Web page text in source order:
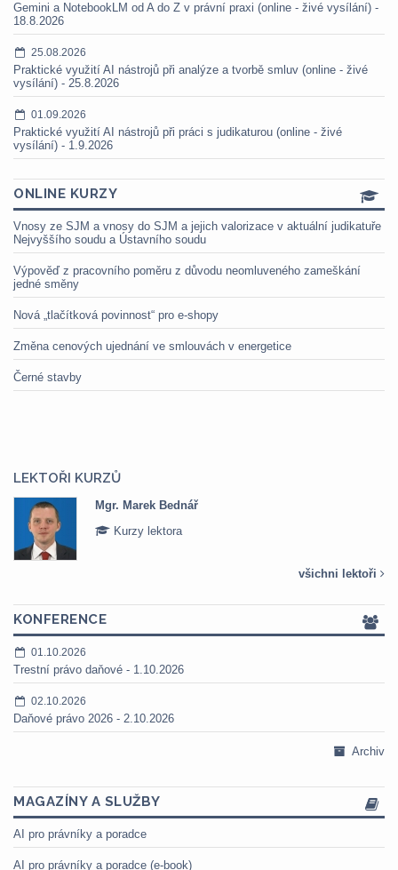
Gemini a NotebookLM od A do Z v právní praxi (online - živé vysílání) -
18.8.2026
25.08.2026
Praktické využití AI nástrojů při analýze a tvorbě smluv (online - živé
vysílání) - 25.8.2026
01.09.2026
Praktické využití AI nástrojů při práci s judikaturou (online - živé
vysílání) - 1.9.2026
ONLINE KURZY
Vnosy ze SJM a vnosy do SJM a jejich valorizace v aktuální judikatuře
Nejvyššího soudu a Ústavního soudu
Výpověď z pracovního poměru z důvodu neomluveného zameškání
jedné směny
Nová „tlačítková povinnost“ pro e-shopy
Změna cenových ujednání ve smlouvách v energetice
Černé stavby
LEKTOŘI KURZŮ
Mgr. Marek Bednář
Kurzy lektora
všichni lektoři
KONFERENCE
01.10.2026
Trestní právo daňové - 1.10.2026
02.10.2026
Daňové právo 2026 - 2.10.2026
Archiv
MAGAZÍNY A SLUŽBY
AI pro právníky a poradce
AI pro právníky a poradce (e-book)